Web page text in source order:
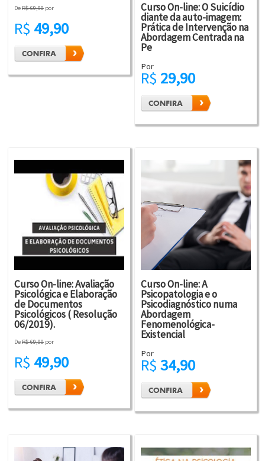
DeR$ 69,90 por
R$ 49,90
Curso On-line: O Suicídio
diante da auto-imagem:
Prática de Intervenção na
Abordagem Centrada na
Pe
Por
R$ 29,90
Curso On-line: Avaliação
Psicológica e Elaboração
de Documentos
Psicológicos ( Resolução
06/2019).
DeR$ 69,90 por
R$ 49,90
Curso On-line: A
Psicopatologia e o
Psicodiagnóstico numa
Abordagem
Fenomenológica-
Existencial
Por
R$ 34,90